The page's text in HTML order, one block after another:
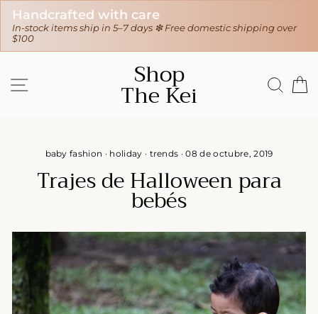
shipping over 30-day hassle-free returns
❇ We ship worldwide ❇Tracking sent when
Shop
The Kei
baby fashion · holiday · trends ·08 de octubre, 2019
Trajes de Halloween para
bebés